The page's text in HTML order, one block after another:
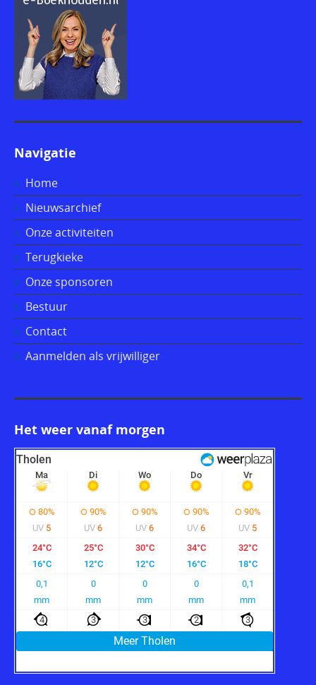
Navigatie
Home
Nieuwsarchief
Onze activiteiten
Terugkieke
Onze sponsoren
Bestuur
Contact
Aanmelden als vrijwilliger
Het weer vanaf morgen